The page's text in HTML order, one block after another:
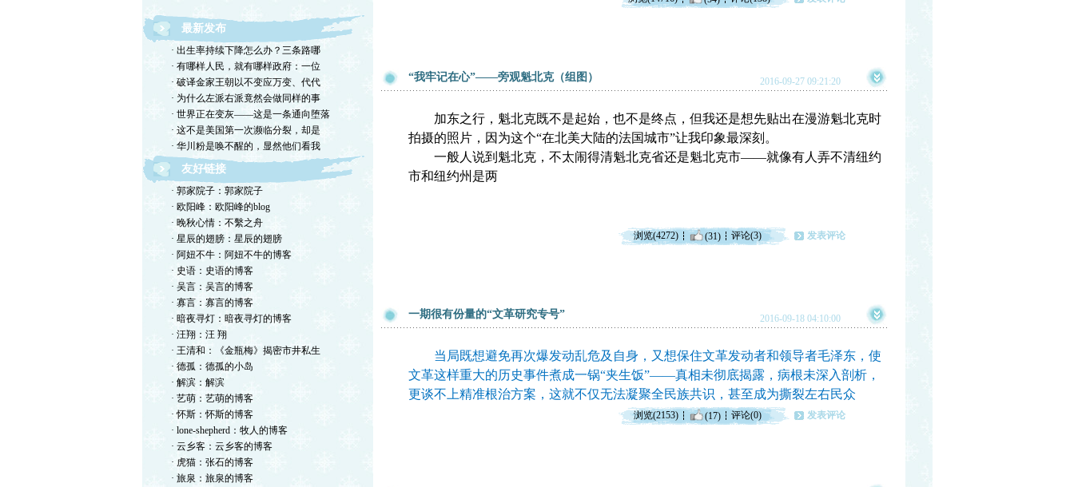
最新发布
· 出生率持续下降怎么办？三条路哪
· 有哪样人民，就有哪样政府：一位
· 破译金家王朝以不变应万变、代代
· 为什么左派右派竟然会做同样的事
· 世界正在变灰——这是一条通向堕落
· 这不是美国第一次濒临分裂，却是
· 华川粉是唤不醒的，显然他们看我
友好链接
· 郭家院子：郭家院子
· 欧阳峰：欧阳峰的blog
· 晚秋心情：不繫之舟
· 星辰的翅膀：星辰的翅膀
· 阿妞不牛：阿妞不牛的博客
· 史语：史语的博客
· 吴言：吴言的博客
· 寡言：寡言的博客
· 暗夜寻灯：暗夜寻灯的博客
· 汪翔：汪 翔
· 王清和：《金瓶梅》揭密市井私生
· 德孤：德孤的小岛
· 解滨：解滨
· 艺萌：艺萌的博客
· 怀斯：怀斯的博客
· lone-shepherd：牧人的博客
· 云乡客：云乡客的博客
· 虎猫：张石的博客
· 旅泉：旅泉的博客
“我牢记在心”——旁观魁北克（组图） 2016-09-27 09:21:20
加东之行，魁北克既不是起始，也不是终点，但我还是想先贴出在漫游魁北克时
拍摄的照片，因为这个“在北美大陆的法国城市”让我印象最深刻。
一般人说到魁北克，不太闹得清魁北克省还是魁北克市——就像有人弄不清纽约
市和纽约州是两
浏览(4272) (31) 评论(3) 发表评论
一期很有份量的“文革研究专号” 2016-09-18 04:10:00
当局既想避免再次爆发动乱危及自身，又想保住文革发动者和领导者毛泽东，使
文革这样重大的历史事件煮成一锅“夹生饭”——真相未彻底揭露，病根未深入剖析，
更谈不上精准根治方案，这就不仅无法凝聚全民族共识，甚至成为撕裂左右民众
浏览(2153) (17) 评论(0) 发表评论